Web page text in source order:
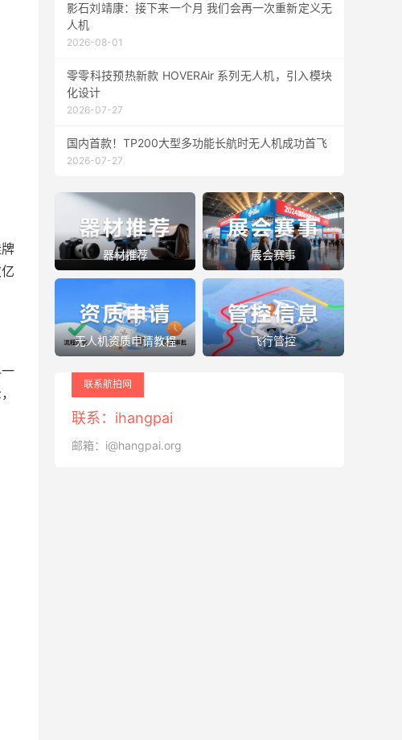
影石刘靖康：接下来一个月 我们会再一次重新定义无
人机
2026-08-01
零零科技预热新款 HOVERAir 系列无人机，引入模块
化设计
2026-07-27
国内首款！TP200大型多功能长航时无人机成功首飞
2026-07-27
器材推荐 展会赛事
无人机资质申请教程 飞行管控
联系航拍网
联系：ihangpai
邮箱：i@hangpai.org